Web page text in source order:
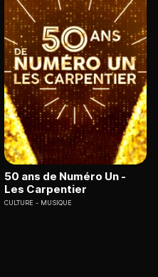
50 ans de Numéro Un -
Les Carpentier
CULTURE MUSIQUE